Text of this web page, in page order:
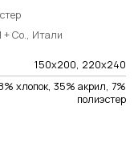
+ Co., Итали
150х200, 220х240
хлопок, 35% акрил, 7%
полиэстер